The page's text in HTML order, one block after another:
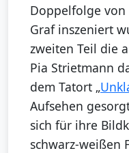
Doppelfolge von
Graf inszeniert
zweiten Teil die
Pia Strietmann
dem Tatort „
Aufsehen
sich für ihre
schwarz-weißen